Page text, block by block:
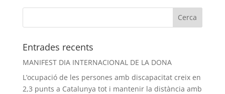
Entrades recents
MANIFEST DIA INTERNACIONAL DE LA DONA
L’ocupació de les persones amb discapacitat creix en
2,3 punts a Catalunya tot i mantenir la distància amb